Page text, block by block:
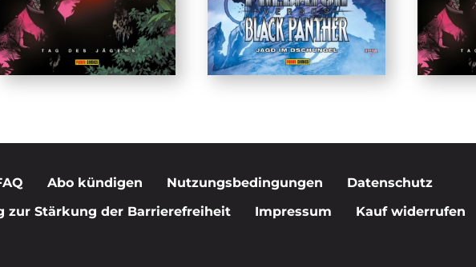
Abo kündigen Nutzungsbedingungen
Datenschutz
zur Stärkung der Barrierefreiheit
Impressum Kauf widerrufen